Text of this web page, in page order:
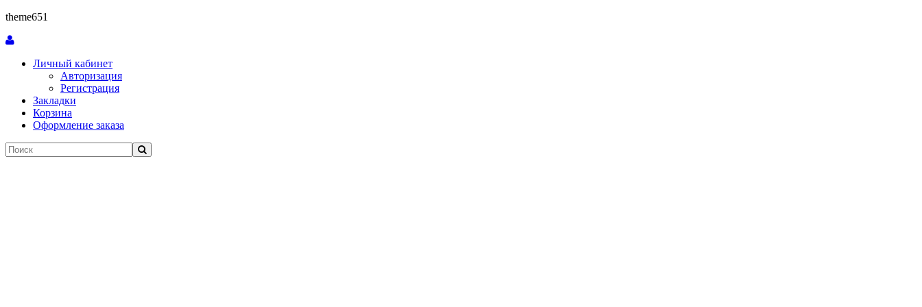
theme651
Личный кабинет
Авторизация
Регистрация
Закладки
Корзина
Оформление заказа